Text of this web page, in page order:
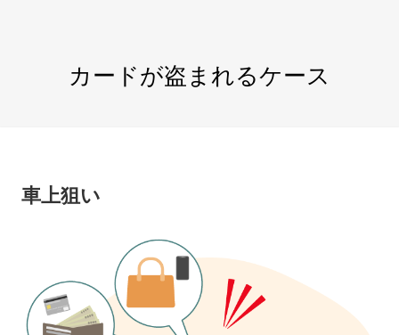
カードが盗まれるケース
車上狙い